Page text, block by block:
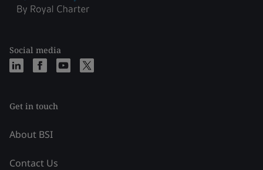
Social media
Get in touch
About BSI
Contact Us